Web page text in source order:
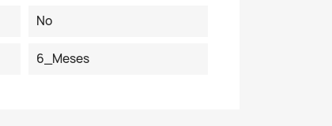
No
6_Meses